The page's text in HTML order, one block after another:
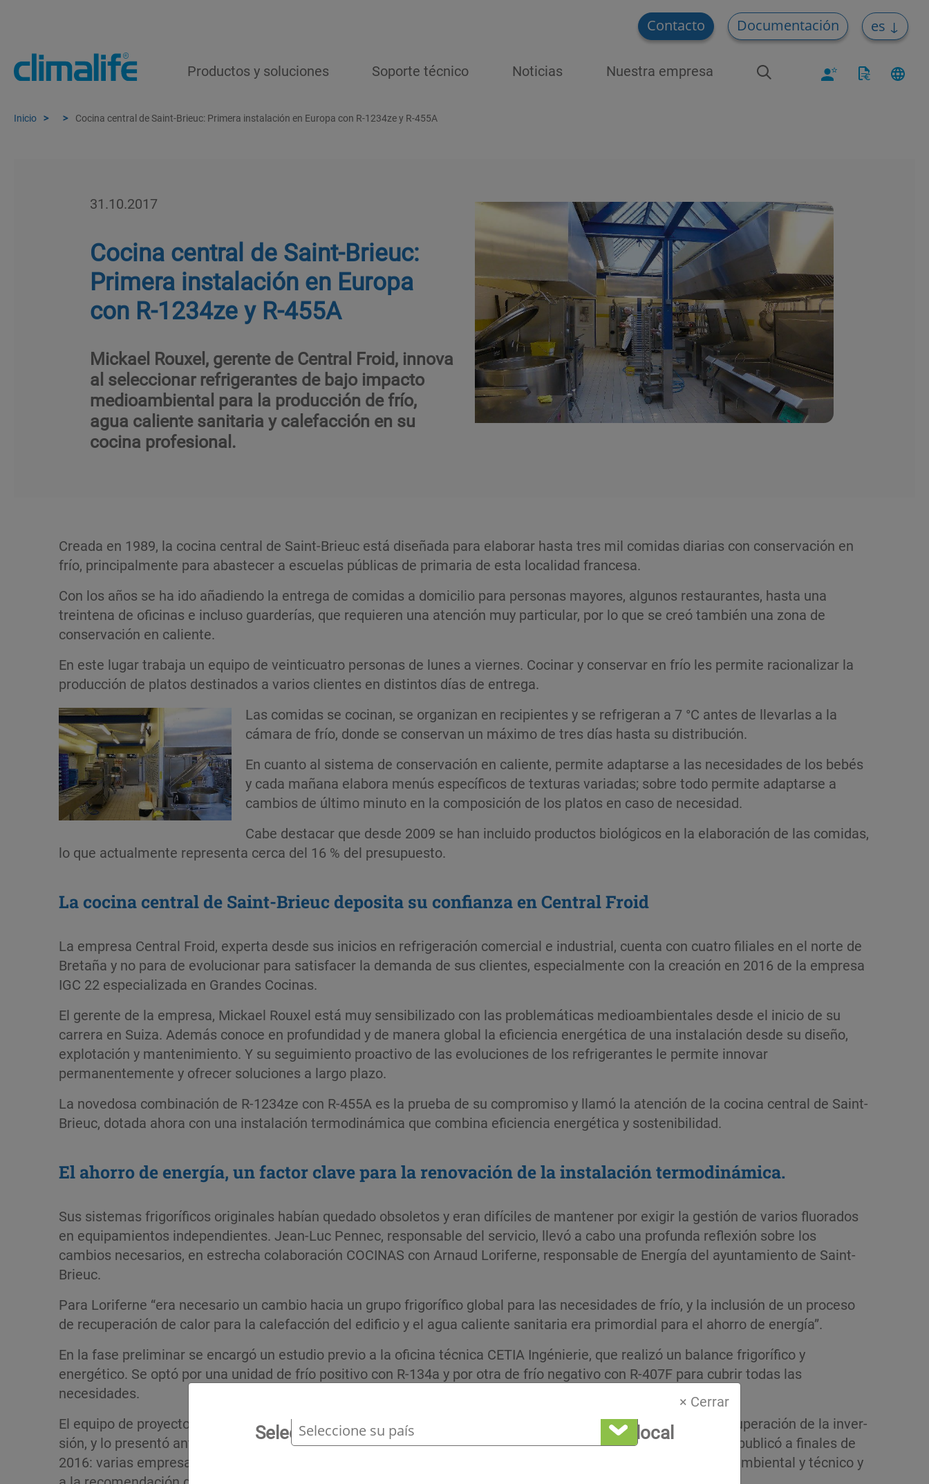
Contacto Documentación es
Productos y soluciones Soporte técnico Noticias Nuestra empresa
Inicio Cocina central de Saint-Brieuc: Primera instalación en Europa con R-1234ze y R-455A
× Cerrar
Seleccione su ubicación para ver nuestra oferta local
31.10.2017
Cocina central de Saint-Brieuc:
Primera instalación en Europa
con R-1234ze y R-455A
Mickael Rouxel, gerente de Central Froid, innova
al seleccionar refrigerantes de bajo impacto
medioambiental para la producción de frío,
agua caliente sanitaria y calefacción en su
cocina profesional.
Creada en 1989, la cocina central de Saint-Brieuc está diseñada para elaborar hasta tres mil comidas diarias con conservación en
frío, principalmente para abastecer a escuelas públicas de primaria de esta localidad francesa.
Con los años se ha ido añadiendo la entrega de comidas a domicilio para personas mayores, algu­nos restaurantes, hasta una
treintena de oficinas e incluso guarderías, que requieren una atención muy particular, por lo que se creó también una zona de
conservación en caliente.
En este lugar trabaja un equipo de veinticuatro personas de lunes a viernes. Cocinar y conservar en frío les permite racionalizar la
producción de platos destinados a varios clientes en distintos días de entrega.
Las comidas se cocinan, se organizan en recipien­tes y se refrigeran a 7 °C antes de llevarlas a la
cámara de frío, donde se conservan un máximo de tres días hasta su distribución.
En cuanto al sistema de conservación en caliente, permite adaptarse a las necesidades de los bebés
y cada mañana elabora menús específicos de tex­turas variadas; sobre todo permite adaptarse a
cambios de último minuto en la composición de los platos en caso de necesidad.
Cabe destacar que desde 2009 se han incluido pro­ductos biológicos en la elaboración de las comidas,
lo que actualmente representa cerca del 16 % del presupuesto.
La cocina central de Saint-Brieuc deposita su confianza en Central Froid
La empresa Central Froid, experta desde sus inicios en refrigeración comercial e industrial, cuenta con cuatro filiales en el norte de
Bretaña y no para de evolucionar para satisfacer la demanda de sus clientes, especialmente con la creación en 2016 de la empresa
IGC 22 especializada en Grandes Cocinas.
El gerente de la empresa, Mickael Rouxel está muy sensibilizado con las problemáticas medioambientales desde el inicio de su
carrera en Suiza. Además conoce en profundidad y de manera global la eficiencia energética de una instalación desde su diseño,
explotación y mantenimiento. Y su seguimiento proactivo de las evoluciones de los refrigerantes le permite innovar
permanentemente y ofrecer soluciones a largo plazo.
La novedosa combinación de R-1234ze con R-455A es la prueba de su compromiso y llamó la atención de la cocina central de Saint-
Brieuc, dotada ahora con una instalación termodinámica que combina eficiencia energética y sostenibilidad.
El ahorro de energía, un factor clave para la renovación de la instalación termodinámica.
Sus sistemas frigoríficos originales habían quedado obsoletos y eran difíciles de mantener por exigir la gestión de varios fluorados
en equipamientos inde­pendientes. Jean-Luc Pennec, responsable del servicio, llevó a cabo una profunda reflexión sobre los
cambios necesarios, en estrecha colaboración COCINAS con Arnaud Loriferne, responsable de Energía del ayuntamiento de Saint-
Brieuc.
Para Loriferne “era necesario un cambio hacia un grupo frigorífico glo­bal para las necesidades de frío, y la inclusión de un proceso
de recuperación de calor para la cale­facción del edificio y el agua caliente sanitaria era primordial para el ahorro de energía”.
En la fase preliminar se encargó un estudio previo a la oficina técnica CETIA Ingénierie, que realizó un balance frigorífico y
energético. Se optó por una unidad de frío positivo con R-134a y por otra de frío negativo con R-407F para cubrir todas las
necesidades.
El equipo de proyecto estableció un presupuesto de 80000 € en el que destacaban el ahorro de energía y la recuperación de la inver­
sión, y lo presentó ante la comisión de contratación pública del Ayuntamiento. La convocatoria de licita­ción se publicó a finales de
2016: varias empresas presentaron su oferta y Central Froid consiguió el contrato gracias a su enfoque medioambiental y técnico y